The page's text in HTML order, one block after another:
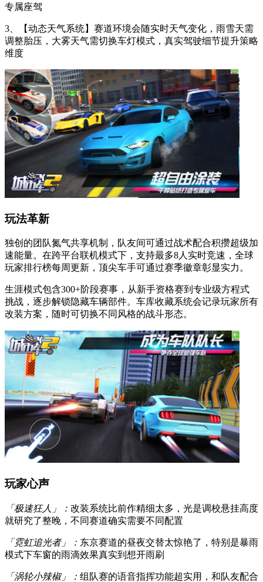
专属座驾
3、【动态天气系统】赛道环境会随实时天气变化，雨雪天需
调整胎压，大雾天气需切换车灯模式，真实驾驶细节提升策略
维度
玩法革新
独创的团队氮气共享机制，队友间可通过战术配合积攒超级加
速能量。在跨平台联机模式下，支持最多8人实时竞速，全球
玩家排行榜每周更新，顶尖车手可通过赛季徽章彰显实力。
生涯模式包含300+阶段赛事，从新手资格赛到专业级方程式
挑战，逐步解锁隐藏车辆部件。车库收藏系统会记录玩家所有
改装方案，随时可切换不同风格的战斗形态。
玩家心声
「极速狂人」： 改装系统比前作精细太多，光是调校悬挂高度
就研究了整晚，不同赛道确实需要不同配置
「霓虹追光者」： 东京赛道的昼夜交替太惊艳了，特别是暴雨
模式下车窗的雨滴效果真实到想开雨刷
「涡轮小辣椒」： 组队赛的语音指挥功能超实用，和队友配合